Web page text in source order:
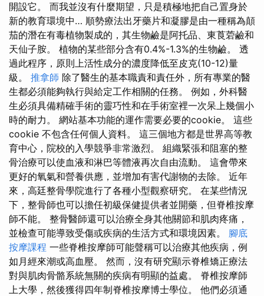
開設它。 而我並沒有什麼期望，只是積極地把自己置身於
新的教育環境中… 順勢療法出牙藥片和凝膠是由一種稱為顛
茄的潛在有毒植物製成的，其生物鹼是阿托品、東莨菪鹼和
天仙子胺。 植物的某些部分含有0.4%-1.3%的生物鹼。 透
過此程序，原則上活性成分的濃度降低至皮克(10-12)量
級。 推拿師 除了醫生的基本職責和責任外，所有專業的醫
生都必須能夠執行與給定工作相關的任務。 例如，外科醫
生必須具備精確手術的靈巧性和在手術室裡一次呆上幾個小
時的耐力。 網站基本功能的運作需要必要的cookie。 這些
cookie 不包含任何個人資料。 這三個地方都是世界高等教
育中心，院校的入學競爭非常激烈。 組織緊張和阻塞的整
骨治療可以使血液和淋巴等體液再次自由流動。 這會帶來
更好的氧氣和營養供應，並增加有害代謝物的去除。 近年
來，高廷整骨學院進行了各種小型觀察研究。 在某些情況
下，整骨師也可以擔任初級保健提供者並開藥，但脊椎按摩
師不能。 整骨醫師還可以治療全身其他關節和肌肉疼痛，
並檢查可能導致受傷或疾病的生活方式和環境因素。 腳底
按摩課程 一些脊椎按摩師可能聲稱可以治療其他疾病，例
如月經來潮或高血壓。 然而，沒有研究顯示脊椎矯正療法
對與肌肉骨骼系統無關的疾病有明顯的益處。 脊椎按摩師
上大學，然後獲得四年制脊椎按摩博士學位。 他們必須通